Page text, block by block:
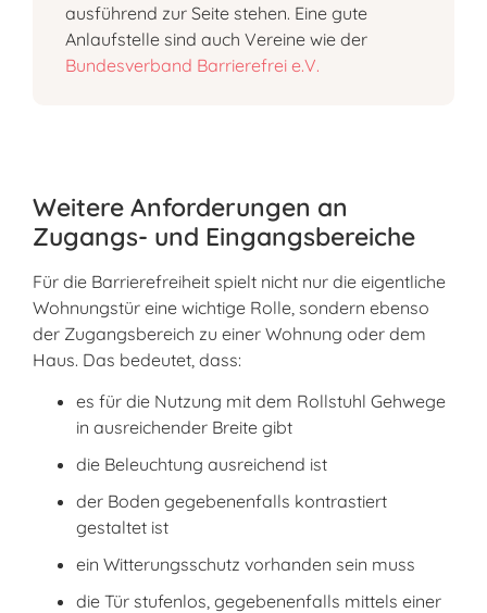
ausführend zur Seite stehen. Eine gute
Anlaufstelle sind auch Vereine wie der
Bundesverband Barrierefrei e.V.
Weitere Anforderungen an
Zugangs- und Eingangsbereiche
Für die Barrierefreiheit spielt nicht nur die eigentliche
Wohnungstür eine wichtige Rolle, sondern ebenso
der Zugangsbereich zu einer Wohnung oder dem
Haus. Das bedeutet, dass:
es für die Nutzung mit dem Rollstuhl Gehwege
in ausreichender Breite gibt
die Beleuchtung ausreichend ist
der Boden gegebenenfalls kontrastiert
gestaltet ist
ein Witterungsschutz vorhanden sein muss
die Tür stufenlos, gegebenenfalls mittels einer